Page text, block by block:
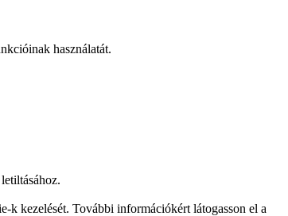
használatát.
k kezelését. További információkért látogasson el a